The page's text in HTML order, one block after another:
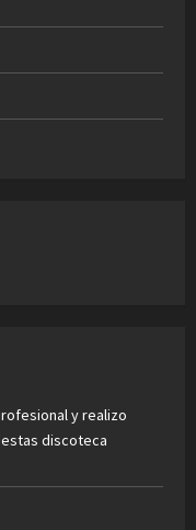
y realizo
discoteca